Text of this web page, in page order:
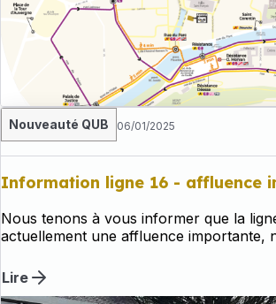
Nouveauté QUB 06/01/2025
Information ligne 16 - affluence
Nous tenons à vous informer que la
actuellement une affluence importante,
Briec en direction de Quimper.
Lire